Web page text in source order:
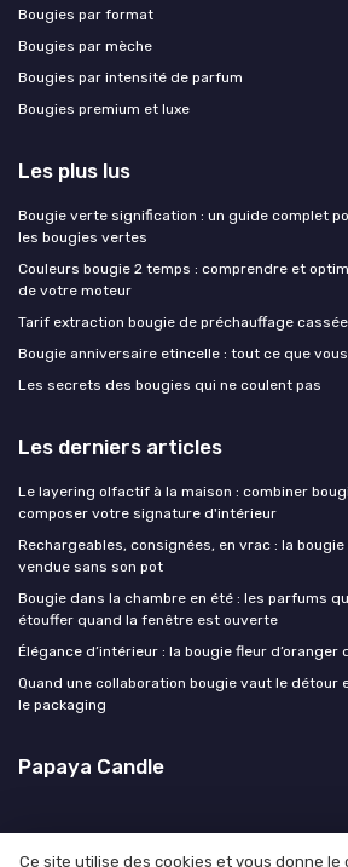
Bougies par format
Bougies par mèche
Bougies par intensité de parfum
Bougies premium et luxe
Les plus lus
Bougie verte signification : un guide complet
les bougies vertes
Couleurs bougie 2 temps : comprendre et
de votre moteur
Tarif extraction bougie de préchauffage cassée
Bougie anniversaire etincelle : tout ce que
Les secrets des bougies qui ne coulent pas
Les derniers articles
Le layering olfactif à la maison : combiner
composer votre signature d'intérieur
Rechargeables, consignées, en vrac : la
vendue sans son pot
Bougie dans la chambre en été : les parfums
étouffer quand la fenêtre est ouverte
Élégance d’intérieur : la bougie fleur
Quand une collaboration bougie vaut le détour
le packaging
Papaya Candle
Ce site utilise des cookies et vous donne le